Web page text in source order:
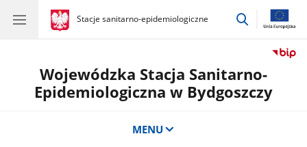
gov.pl
Stacje sanitarno-epidemiologiczne
gov.pl
Stacje
przejdź
Wojewódzka Stacja Sanitarno-
Epidemiologiczna w Bydgoszczy
MENU